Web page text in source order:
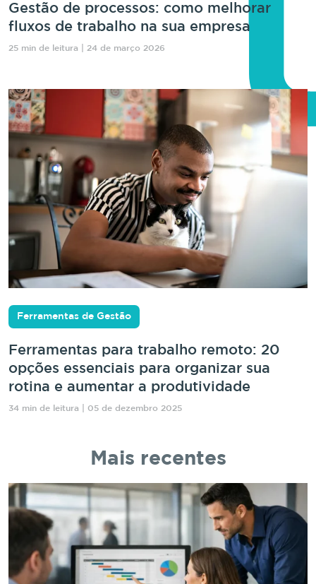
Gestão de processos: como melhorar
fluxos de trabalho na sua empresa
25 min de leitura | 24 de março 2026
Ferramentas de Gestão
Ferramentas para trabalho remoto: 20
opções essenciais para organizar sua
rotina e aumentar a produtividade
34 min de leitura | 05 de dezembro 2025
Mais recentes